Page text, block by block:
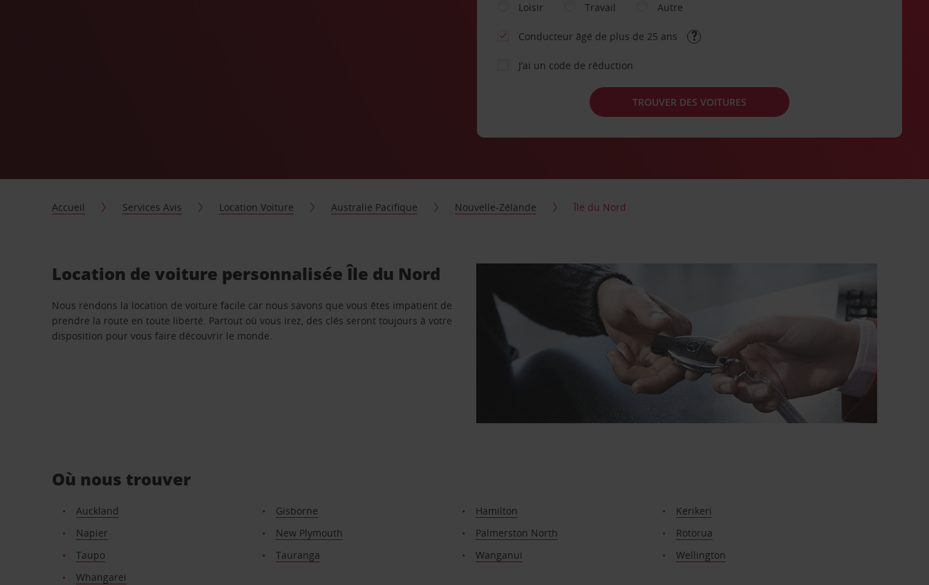
Loisir
Travail Autre
Conducteur âgé de plus de 25 ans
J’ai un code de réduction
TROUVER DES VOITURES
Accueil Services Avis Location Voiture Australie Pacifique Nouvelle-Zélande Île du Nord
Location de voiture personnalisée Île du Nord
Nous rendons la location de voiture facile car nous savons que vous êtes impatient de
prendre la route en toute liberté. Partout où vous irez, des clés seront toujours à votre
disposition pour vous faire découvrir le monde.
Où nous trouver
Auckland Gisborne Hamilton
Kerikeri
Napier
New Plymouth Palmerston North
Rotorua
Taupo
Tauranga Wanganui
Wellington
Whangarei